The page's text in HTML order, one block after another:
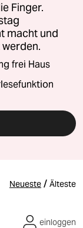
Finger.
macht und
frei Haus
Neueste / Älteste
einloggen